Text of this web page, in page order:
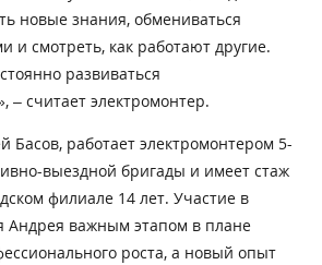
новые знания, обмениваться
и смотреть, как работают другие.
развиваться
– считает электромонтер.
Басов, работает электромонтером 5-
выездной бригады и имеет стаж
филиале 14 лет. Участие в
Андрея важным этапом в плане
роста, а новый опыт